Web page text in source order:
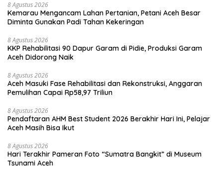
8 Agustus 2026
Kemarau Mengancam Lahan Pertanian, Petani Aceh Besar
Diminta Gunakan Padi Tahan Kekeringan
8 Agustus 2026
KKP Rehabilitasi 90 Dapur Garam di Pidie, Produksi Garam
Aceh Didorong Naik
8 Agustus 2026
Aceh Masuki Fase Rehabilitasi dan Rekonstruksi, Anggaran
Pemulihan Capai Rp58,97 Triliun
8 Agustus 2026
Pendaftaran AHM Best Student 2026 Berakhir Hari Ini, Pelajar
Aceh Masih Bisa Ikut
8 Agustus 2026
Hari Terakhir Pameran Foto “Sumatra Bangkit” di Museum
Tsunami Aceh